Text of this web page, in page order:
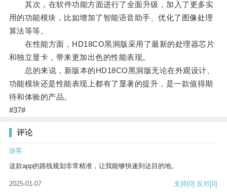
其次，在软件功能方面进行了全面升级，加入了更多实
用的功能模块，比如增加了智能语音助手、优化了图像处理
算法等等。
在性能方面，HD18CO黑洞版采用了最新的处理器芯片
和独立显卡，带来更加出色的性能表现。
总的来说，新版本的HD18CO黑洞版无论在外观设计、
功能模块还是性能表现上都有了显著的提升，是一款值得期
待和体验的产品。
#37#
评论
游客
这款app的路线规划非常精准，让我能够快速到达目的地。
2025-01-07 支持[0] 反对[0]